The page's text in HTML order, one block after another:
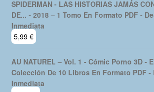
14,99 €
SPIDERMAN - LAS HISTORIAS JAMÁS
DE... - 2018 – 1 Tomo En Formato PDF -
5,99€